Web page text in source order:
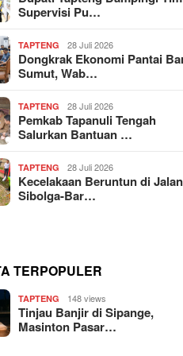
Supervisi Pu…
TAPTENG 28 Juli 2026
Dongkrak Ekonomi Pantai
Sumut, Wab…
TAPTENG 28 Juli 2026
Pemkab Tapanuli Tengah
Salurkan Bantuan …
TAPTENG 28 Juli 2026
Kecelakaan Beruntun di Jalan
Sibolga-Bar…
TERPOPULER
TAPTENG 148 views
Tinjau Banjir di Sipange,
Masinton Pasar…